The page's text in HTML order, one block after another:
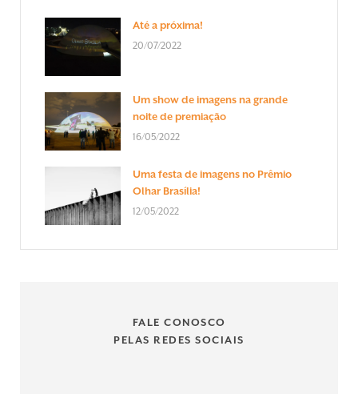
Até a próxima!
20/07/2022
Um show de imagens na grande
noite de premiação
16/05/2022
Uma festa de imagens no Prêmio
Olhar Brasília!
12/05/2022
FALE CONOSCO
PELAS REDES SOCIAIS